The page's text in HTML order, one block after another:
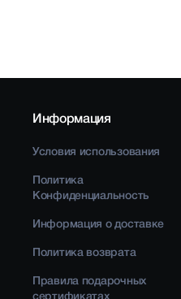
Информация
Условия использования
Политика
Конфиденциальность
Информация о доставке
Политика возврата
Правила подарочных